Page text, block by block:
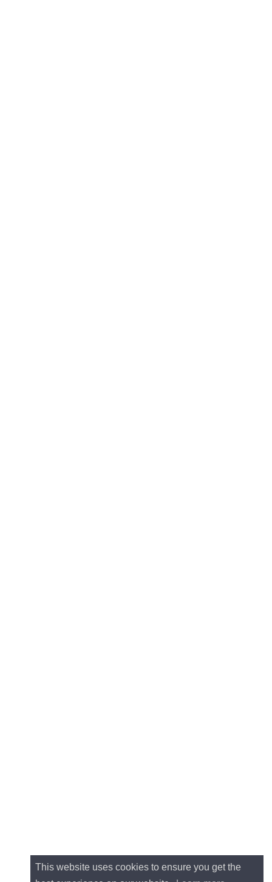
This website uses cookies to ensure you get the